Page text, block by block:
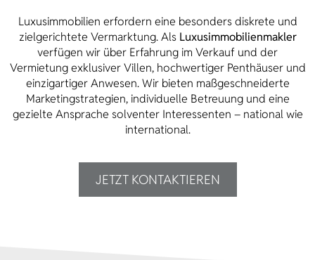
Luxusimmobilien erfordern eine besonders diskrete und
zielgerichtete Vermarktung. Als Luxusimmobilienmakler
verfügen wir über Erfahrung im Verkauf und der
Vermietung exklusiver Villen, hochwertiger Penthäuser und
einzigartiger Anwesen. Wir bieten maßgeschneiderte
Marketingstrategien, individuelle Betreuung und eine
gezielte Ansprache solventer Interessenten – national wie
international.
JETZT KONTAKTIEREN